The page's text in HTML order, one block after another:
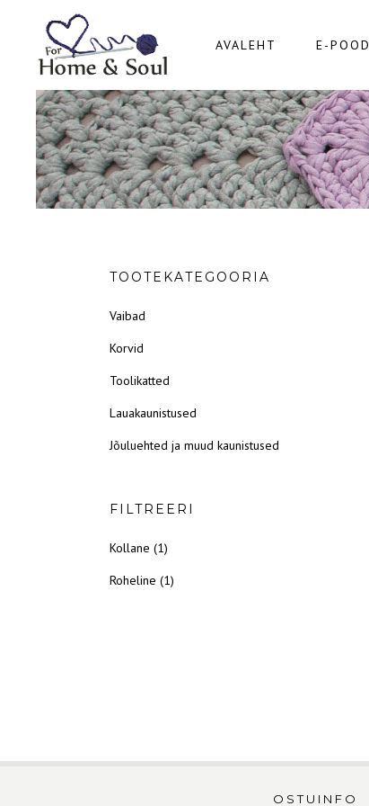
AVALEHT E-POOD
TOOTEKATEGOORIA
Vaibad
Korvid
Toolikatted
Lauakaunistused
Jõuluehted ja muud kaunistused
FILTREERI
Kollane (1)
Roheline (1)
OSTUINFO